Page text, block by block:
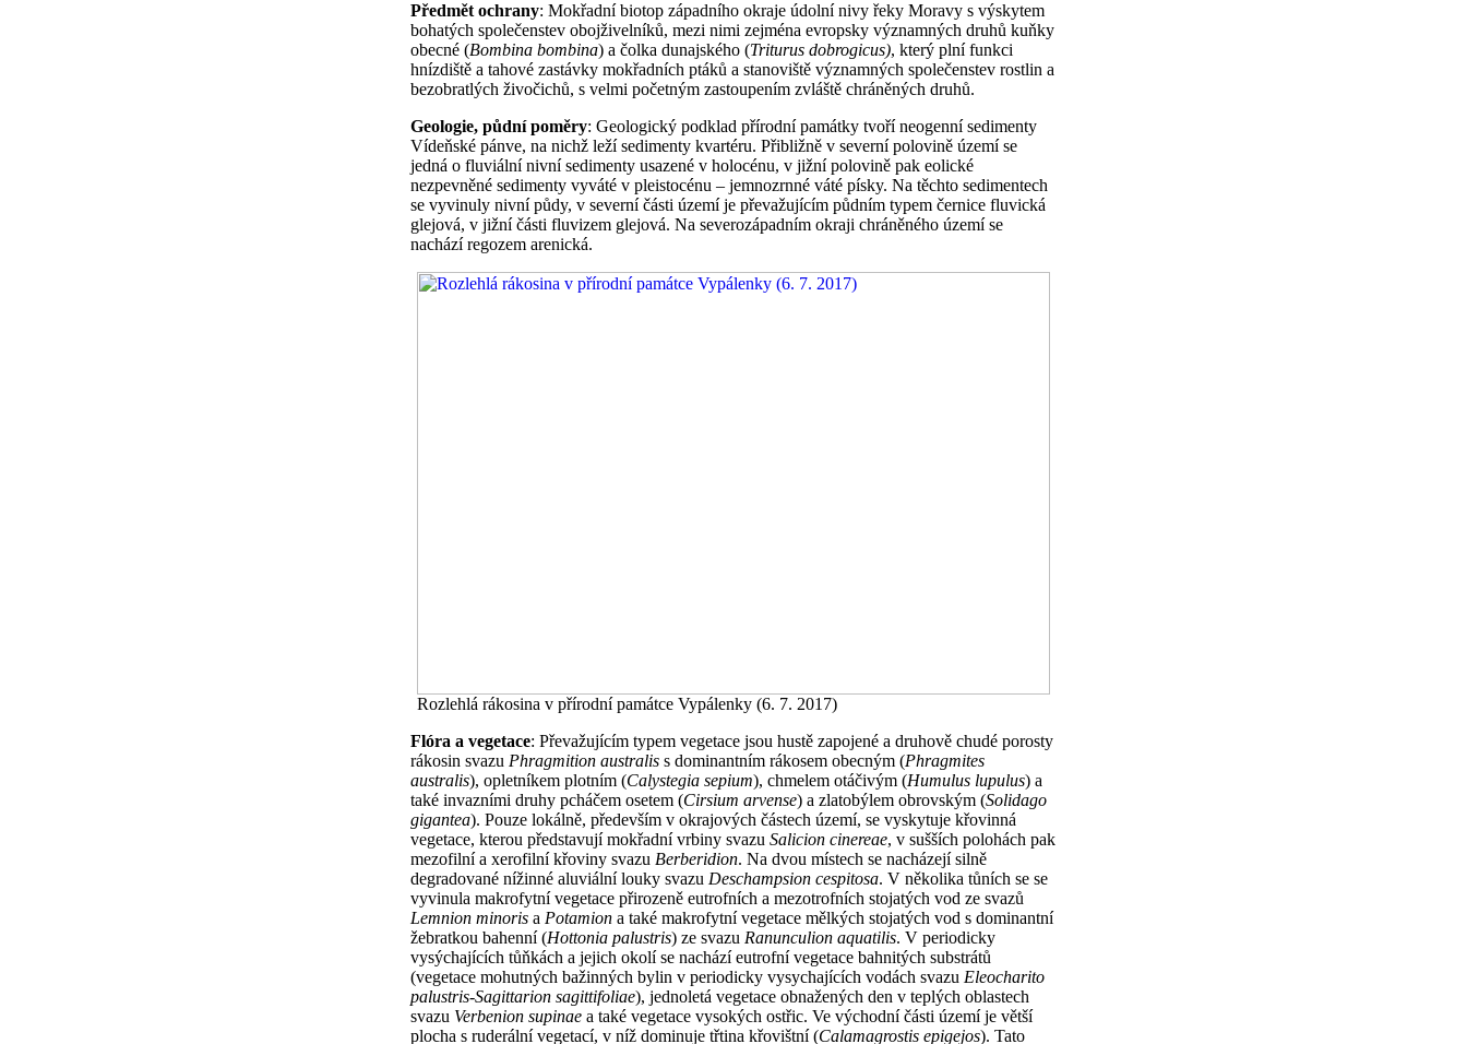
Předmět ochrany: Mokřadní biotop západního okraje údolní nivy řeky Moravy s výskytem
bohatých společenstev obojživelníků, mezi nimi zejména evropsky významných druhů kuňky
obecné (Bombina bombina) a čolka dunajského (Triturus dobrogicus), který plní funkci
hnízdiště a tahové zastávky mokřadních ptáků a stanoviště významných společenstev rostlin a
bezobratlých živočichů, s velmi početným zastoupením zvláště chráněných druhů.
Geologie, půdní poměry: Geologický podklad přírodní památky tvoří neogenní sedimenty
Vídeňské pánve, na nichž leží sedimenty kvartéru. Přibližně v severní polovině území se
jedná o fluviální nivní sedimenty usazené v holocénu, v jižní polovině pak eolické
nezpevněné sedimenty vyváté v pleistocénu – jemnozrnné váté písky. Na těchto sedimentech
se vyvinuly nivní půdy, v severní části území je převažujícím půdním typem černice fluvická
glejová, v jižní části fluvizem glejová. Na severozápadním okraji chráněného území se
nachází regozem arenická.
Rozlehlá rákosina v přírodní památce Vypálenky (6. 7. 2017)
Flóra a vegetace: Převažujícím typem vegetace jsou hustě zapojené a druhově chudé porosty
rákosin svazu Phragmition australis s dominantním rákosem obecným (Phragmites
australis), opletníkem plotním (Calystegia sepium), chmelem otáčivým (Humulus lupulus) a
také invazními druhy pcháčem osetem (Cirsium arvense) a zlatobýlem obrovským (Solidago
gigantea). Pouze lokálně, především v okrajových částech území, se vyskytuje křovinná
vegetace, kterou představují mokřadní vrbiny svazu Salicion cinereae, v sušších polohách pak
mezofilní a xerofilní křoviny svazu Berberidion. Na dvou místech se nacházejí silně
degradované nížinné aluviální louky svazu Deschampsion cespitosa. V několika tůních se se
vyvinula makrofytní vegetace přirozeně eutrofních a mezotrofních stojatých vod ze svazů
Lemnion minoris a Potamion a také makrofytní vegetace mělkých stojatých vod s dominantní
žebratkou bahenní (Hottonia palustris) ze svazu Ranunculion aquatilis. V periodicky
vysýchajících tůňkách a jejich okolí se nachází eutrofní vegetace bahnitých substrátů
(vegetace mohutných bažinných bylin v periodicky vysychajících vodách svazu Eleocharito
palustris-Sagittarion sagittifoliae), jednoletá vegetace obnažených den v teplých oblastech
svazu Verbenion supinae a také vegetace vysokých ostřic. Ve východní části území je větší
plocha s ruderální vegetací, v níž dominuje třtina křovištní (Calamagrostis epigejos). Tato